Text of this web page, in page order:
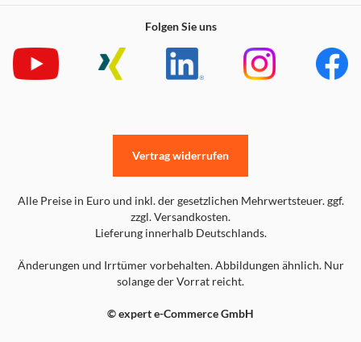
Folgen Sie uns
Alle Preise in Euro und inkl. der gesetzlichen Mehrwertsteuer. ggf.
zzgl. Versandkosten.
Lieferung innerhalb Deutschlands.
Änderungen und Irrtümer vorbehalten. Abbildungen ähnlich. Nur
solange der Vorrat reicht.
© expert e-Commerce GmbH
Vertrag widerrufen